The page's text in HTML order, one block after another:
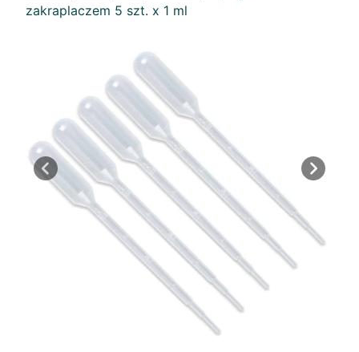
zakraplaczem 5 szt. x 1 ml
Previous Next